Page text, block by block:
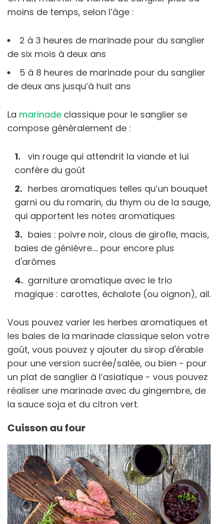
moins de temps, selon l’âge :
2 à 3 heures de marinade pour du sanglier
de six mois à deux ans
5 à 8 heures de marinade pour du sanglier
de deux ans jusqu’à huit ans
La marinade classique pour le sanglier se
compose généralement de :
vin rouge qui attendrit la viande et lui
confère du goût
herbes aromatiques telles qu’un bouquet
garni ou du romarin, du thym ou de la sauge,
qui apportent les notes aromatiques
baies : poivre noir, clous de girofle, macis,
baies de génièvre…. pour encore plus
d'arômes
garniture aromatique avec le trio
magique : carottes, échalote (ou oignon), ail.
Vous pouvez varier les herbes aromatiques et
les baies de la marinade classique selon votre
goût, vous pouvez y ajouter du sirop d'érable
pour une version sucrée/salée, ou bien - pour
un plat de sanglier à l’asiatique - vous pouvez
réaliser une marinade avec du gingembre, de
la sauce soja et du citron vert.
Cuisson au four